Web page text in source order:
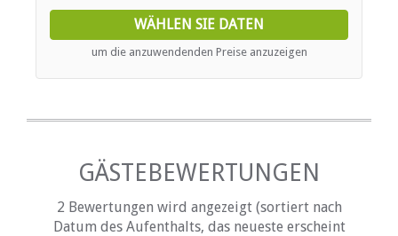
WÄHLEN SIE DATEN
um die anzuwendenden Preise anzuzeigen
GÄSTEBEWERTUNGEN
2 Bewertungen wird angezeigt (sortiert nach
Datum des Aufenthalts, das neueste erscheint